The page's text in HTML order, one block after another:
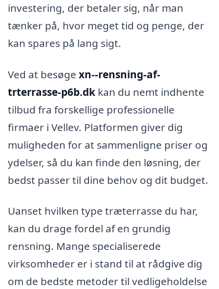
investering, der betaler sig, når man
tænker på, hvor meget tid og penge, der
kan spares på lang sigt.
Ved at besøge xn--rensning-af-
trterrasse-p6b.dk kan du nemt indhente
tilbud fra forskellige professionelle
firmaer i Vellev. Platformen giver dig
muligheden for at sammenligne priser og
ydelser, så du kan finde den løsning, der
bedst passer til dine behov og dit budget.
Uanset hvilken type træterrasse du har,
kan du drage fordel af en grundig
rensning. Mange specialiserede
virksomheder er i stand til at rådgive dig
om de bedste metoder til vedligeholdelse